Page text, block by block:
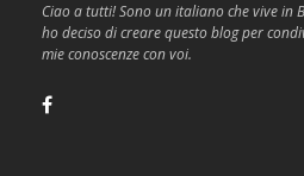
Ciao a tutti! Sono un italiano che vive in
ho deciso di creare questo blog per
mie conoscenze con voi.